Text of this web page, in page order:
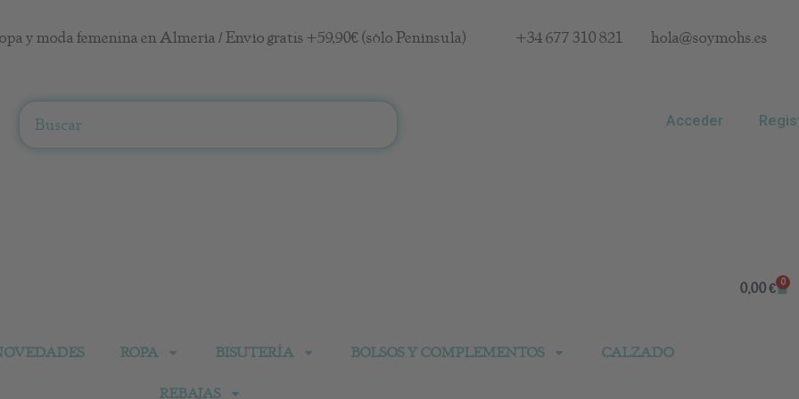
y moda femenina en Almería / Envío gratis +59,90€ (sólo Península) +34 677 310 821 hola@soymohs.es
Acceder
ROPA BISUTERÍA BOLSOS Y COMPLEMENTOS CALZADO
REBAJAS
0,00€ 0